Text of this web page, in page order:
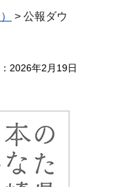
> 公報ダウ
2026年2月19日